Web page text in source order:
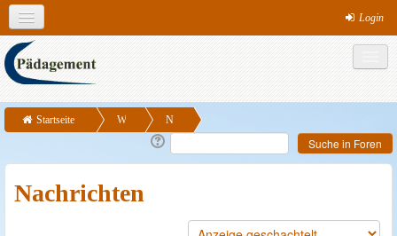
Deutsch (de)
Theme colours
MS-Office Links
Login
Startseite
W
si
N
Produktion und Einsatz von Lehr- und
Nachrichten